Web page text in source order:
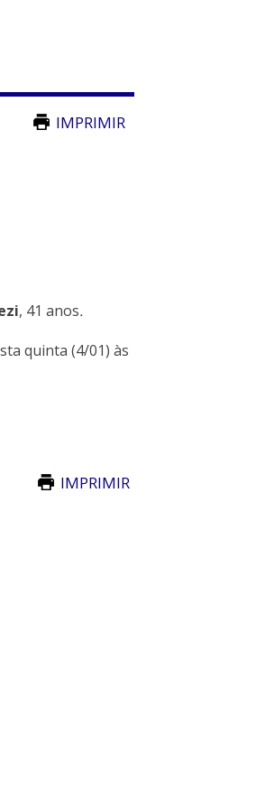
IMPRIMIR
, 41 anos.
quinta (4/01) às
IMPRIMIR